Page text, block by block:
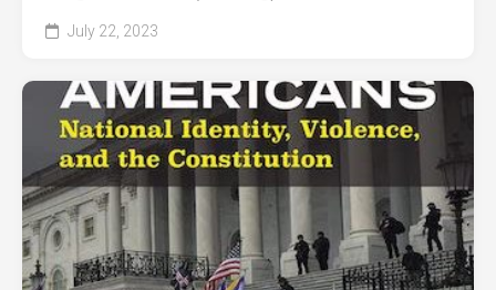
July 22, 2023